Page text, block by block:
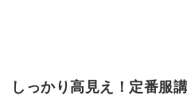
しっかり高見え！定番服